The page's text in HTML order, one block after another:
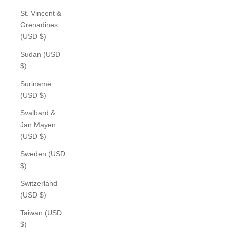
St. Vincent &
Grenadines
(USD $)
Sudan (USD
$)
Suriname
(USD $)
Svalbard &
Jan Mayen
(USD $)
Sweden (USD
$)
Switzerland
(USD $)
Taiwan (USD
$)